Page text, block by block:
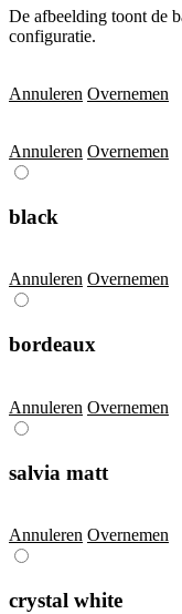
De afbeelding toont de
configuratie.
Annuleren Overnemen
Annuleren Overnemen
black
Annuleren Overnemen
bordeaux
Annuleren Overnemen
salvia matt
Annuleren Overnemen
crystal white